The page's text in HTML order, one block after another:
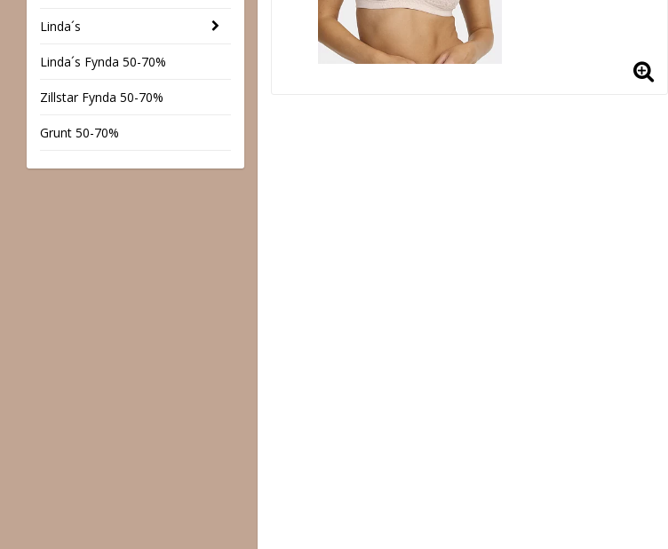
Linda´s
Linda´s Fynda 50-70%
Zillstar Fynda 50-70%
Grunt 50-70%